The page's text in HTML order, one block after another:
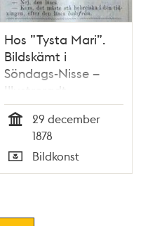
Hos ”Tysta Mari”.
Bildskämt i
Söndags-Nisse –
Illustreradt
Veckoblad för
Skämt, Humor och
Satir, nr 52, den 29
december 1878
29 december
1878
Typ
Bildkonst